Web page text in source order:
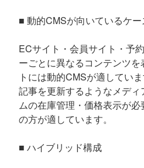
■ 動的CMSが向いているケー
ECサイト・会員サイト・予
ーごとに異なるコンテンツ
トには動的CMSが適してい
記事を更新するようなメデ
ムの在庫管理・価格表示が
の方が適しています。
■ ハイブリッド構成